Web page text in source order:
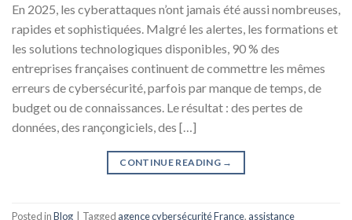
En 2025, les cyberattaques n’ont jamais été aussi nombreuses,
rapides et sophistiquées. Malgré les alertes, les formations et
les solutions technologiques disponibles, 90 % des
entreprises françaises continuent de commettre les mêmes
erreurs de cybersécurité, parfois par manque de temps, de
budget ou de connaissances. Le résultat : des pertes de
données, des rançongiciels, des […]
CONTINUE READING →
Posted inBlog Tagged agence cybersécurité France, assistance